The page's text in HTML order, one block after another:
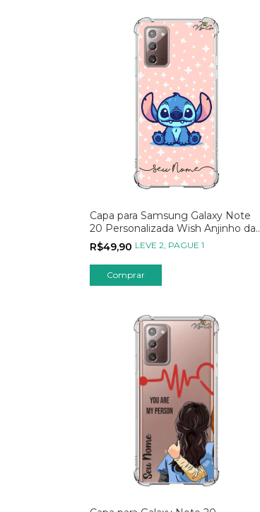
Capa para Samsung Galaxy Note
20 Personalizada Wish Anjinho das
Estrelas
R$49,90 LEVE 2, PAGUE 1
Comprar